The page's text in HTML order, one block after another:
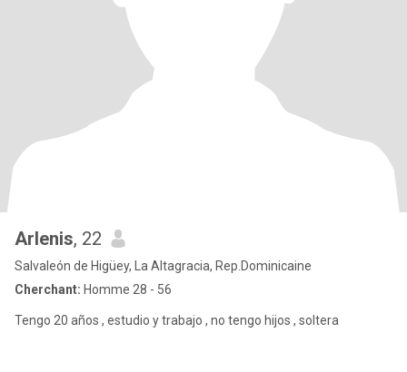
Arlenis, 22
Salvaleón de Higüey, La Altagracia, Rep.Dominicaine
Cherchant: Homme 28 - 56
Tengo 20 años , estudio y trabajo , no tengo hijos , soltera